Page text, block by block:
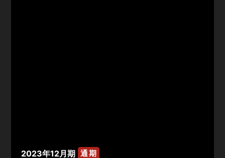
2023年12月期 通期